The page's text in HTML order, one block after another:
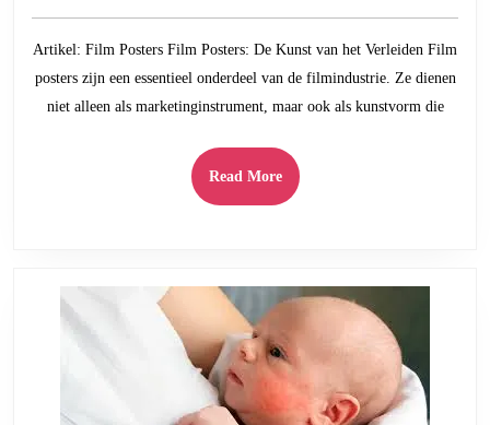
Posters:
Kunst
en
Artikel: Film Posters Film Posters: De Kunst van het Verleiden Film
posters zijn een essentieel onderdeel van de filmindustrie. Ze dienen
niet alleen als marketinginstrument, maar ook als kunstvorm die
Read MoreRead
More